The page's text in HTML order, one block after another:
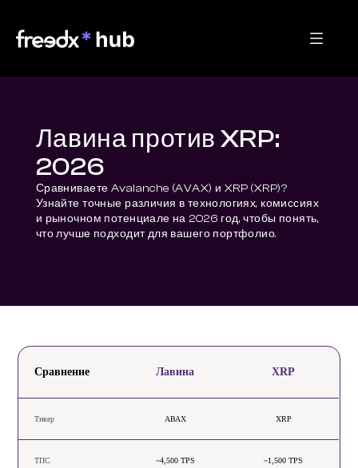
Лавина против XRP:
2026
Сравниваете Avalanche (AVAX) и XRP (XRP)?
Узнайте точные различия в технологиях, комиссиях
и рыночном потенциале на 2026 год, чтобы понять,
что лучше подходит для вашего портфолио.
Сравнение Лавина XRP
Тикер АВАХ XRP
ТПС ~4,500 TPS ~1,500 TPS